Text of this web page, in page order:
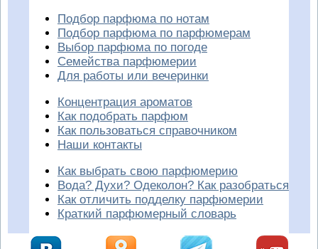
Подбор парфюма по нотам
Подбор парфюма по парфюмерам
Выбор парфюма по погоде
Семейства парфюмерии
Для работы или вечеринки
Концентрация ароматов
Как подобрать парфюм
Как пользоваться справочником
Наши контакты
Как выбрать свою парфюмерию
Вода? Духи? Одеколон? Как разобраться
Как отличить подделку парфюмерии
Краткий парфюмерный словарь